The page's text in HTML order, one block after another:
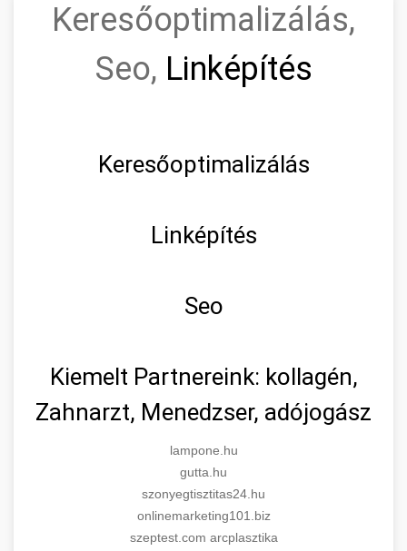
Keresőoptimalizálás,
Seo, Linképítés
Keresőoptimalizálás
Linképítés
Seo
Kiemelt Partnereink: kollagén,
Zahnarzt, Menedzser, adójogász
lampone.hu
gutta.hu
szonyegtisztitas24.hu
onlinemarketing101.biz
szeptest.com arcplasztika